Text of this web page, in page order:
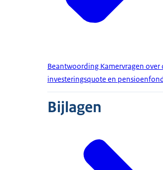
Beantwoording Kamervragen
investeringsquote en
Bijlagen